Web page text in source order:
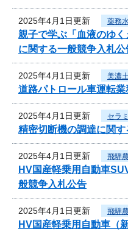
2025年4月1日更新 薬務
親子で学ぶ「血液のゆ
に関する一般競争入札公
2025年4月1日更新 美濃
道路パトロール車運転
2025年4月1日更新 セラ
精密切断機の調達に関
2025年4月1日更新 飛騨
HV国産軽乗用自動車
般競争入札公告
2025年4月1日更新 飛騨
HV国産軽乗用自動車（